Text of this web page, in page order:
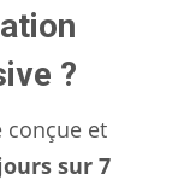
?
conçue et
sur 7